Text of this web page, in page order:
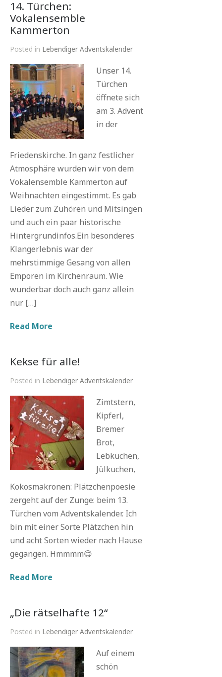
14. Türchen:
Vokalensemble
Kammerton
Posted in Lebendiger Adventskalender
Unser 14.
Türchen
öffnete sich
am 3. Advent
in der
Friedenskirche. In ganz festlicher
Atmosphäre wurden wir von dem
Vokalensemble Kammerton auf
Weihnachten eingestimmt. Es gab
Lieder zum Zuhören und Mitsingen
und auch ein paar historische
Hintergrundinfos.Ein besonderes
Klangerlebnis war der
mehrstimmige Gesang von allen
Emporen im Kirchenraum. Wie
wunderbar doch auch ganz allein
nur […]
Read More
Kekse für alle!
Posted in Lebendiger Adventskalender
Zimtstern,
Kipferl,
Bremer
Brot,
Lebkuchen,
Jülkuchen,
Kokosmakronen: Plätzchenpoesie
zergeht auf der Zunge: beim 13.
Türchen vom Adventskalender. Ich
bin mit einer Sorte Plätzchen hin
und acht Sorten wieder nach Hause
gegangen. Hmmmm😋
Read More
„Die rätselhafte 12“
Posted in Lebendiger Adventskalender
Auf einem
schön